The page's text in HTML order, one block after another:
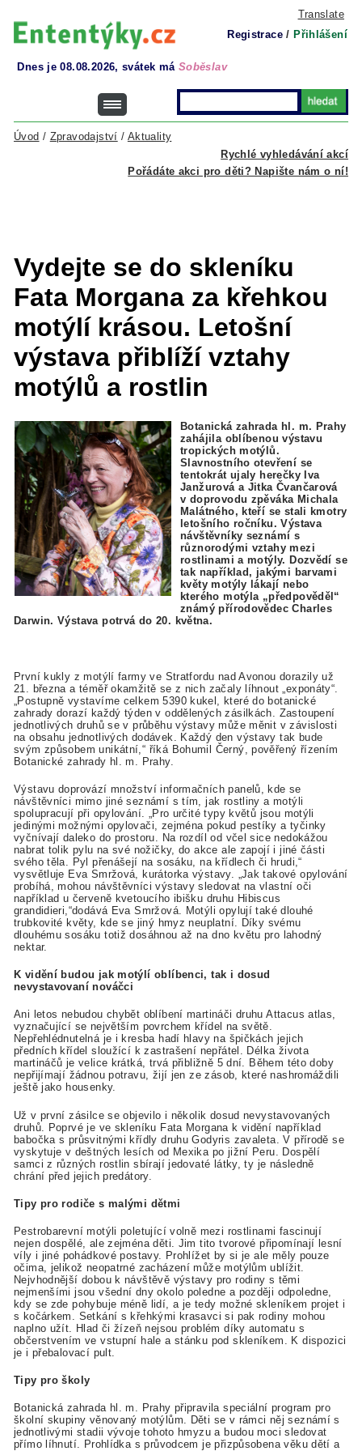
Translate
Registrace / Přihlášení
Dnes je 08.08.2026, svátek má Soběslav
Rychlé vyhledávání akcí
Úvod / Zpravodajství / Aktuality
Pořádáte akci pro děti? Napište nám o ní!
Vydejte se do skleníku
Fata Morgana za křehkou
motýlí krásou. Letošní
výstava přiblíží vztahy
motýlů a rostlin
Botanická zahrada hl. m. Prahy
zahájila oblíbenou výstavu
tropických motýlů.
Slavnostního otevření se
tentokrát ujaly herečky Iva
Janžurová a Jitka Čvančarová
v doprovodu zpěváka Michala
Malátného, kteří se stali kmotry
letošního ročníku. Výstava
návštěvníky seznámí s
různorodými vztahy mezi
rostlinami a motýly. Dozvědí se
tak například, jakými barvami
květy motýly lákají nebo
kterého motýla „předpověděl“
známý přírodovědec Charles
Darwin. Výstava potrvá do 20. května.
První kukly z motýlí farmy ve Stratfordu nad Avonou dorazily už
21. března a téměř okamžitě se z nich začaly líhnout „exponáty“.
„Postupně vystavíme celkem 5390 kukel, které do botanické
zahrady dorazí každý týden v oddělených zásilkách. Zastoupení
jednotlivých druhů se v průběhu výstavy může měnit v závislosti
na obsahu jednotlivých dodávek. Každý den výstavy tak bude
svým způsobem unikátní,“ říká Bohumil Černý, pověřený řízením
Botanické zahrady hl. m. Prahy.
Výstavu doprovází množství informačních panelů, kde se
návštěvníci mimo jiné seznámí s tím, jak rostliny a motýli
spolupracují při opylování. „Pro určité typy květů jsou motýli
jedinými možnými opylovači, zejména pokud pestíky a tyčinky
vyčnívají daleko do prostoru. Na rozdíl od včel sice nedokážou
nabrat tolik pylu na své nožičky, do akce ale zapojí i jiné části
svého těla. Pyl přenášejí na sosáku, na křídlech či hrudi,“
vysvětluje Eva Smržová, kurátorka výstavy. „Jak takové opylování
probíhá, mohou návštěvníci výstavy sledovat na vlastní oči
například u červeně kvetoucího ibišku druhu Hibiscus
grandidieri,“dodává Eva Smržová. Motýli opylují také dlouhé
trubkovité květy, kde se jiný hmyz neuplatní. Díky svému
dlouhému sosáku totiž dosáhnou až na dno květu pro lahodný
nektar.
K vidění budou jak motýlí oblíbenci, tak i dosud
nevystavovaní nováčci
Ani letos nebudou chybět oblíbení martináči druhu Attacus atlas,
vyznačující se největším povrchem křídel na světě.
Nepřehlédnutelná je i kresba hadí hlavy na špičkách jejich
předních křídel sloužící k zastrašení nepřátel. Délka života
martináčů je velice krátká, trvá přibližně 5 dní. Během této doby
nepřijímají žádnou potravu, žijí jen ze zásob, které nashromáždili
ještě jako housenky.
Už v první zásilce se objevilo i několik dosud nevystavovaných
druhů. Poprvé je ve skleníku Fata Morgana k vidění například
babočka s průsvitnými křídly druhu Godyris zavaleta. V přírodě se
vyskytuje v deštných lesích od Mexika po jižní Peru. Dospělí
samci z různých rostlin sbírají jedovaté látky, ty je následně
chrání před jejich predátory.
Tipy pro rodiče s malými dětmi
Pestrobarevní motýli poletující volně mezi rostlinami fascinují
nejen dospělé, ale zejména děti. Jim tito tvorové připomínají lesní
víly i jiné pohádkové postavy. Prohlížet by si je ale měly pouze
očima, jelikož neopatrné zacházení může motýlům ublížit.
Nejvhodnější dobou k návštěvě výstavy pro rodiny s těmi
nejmenšími jsou všední dny okolo poledne a později odpoledne,
kdy se zde pohybuje méně lidí, a je tedy možné skleníkem projet i
s kočárkem. Setkání s křehkými krasavci si pak rodiny mohou
naplno užít. Hlad či žízeň nejsou problém díky automatu s
občerstvením ve vstupní hale a stánku pod skleníkem. K dispozici
je i přebalovací pult.
Tipy pro školy
Botanická zahrada hl. m. Prahy připravila speciální program pro
školní skupiny věnovaný motýlům. Děti se v rámci něj seznámí s
jednotlivými stadii vývoje tohoto hmyzu a budou moci sledovat
přímo líhnutí. Prohlídka s průvodcem je přizpůsobena věku dětí a